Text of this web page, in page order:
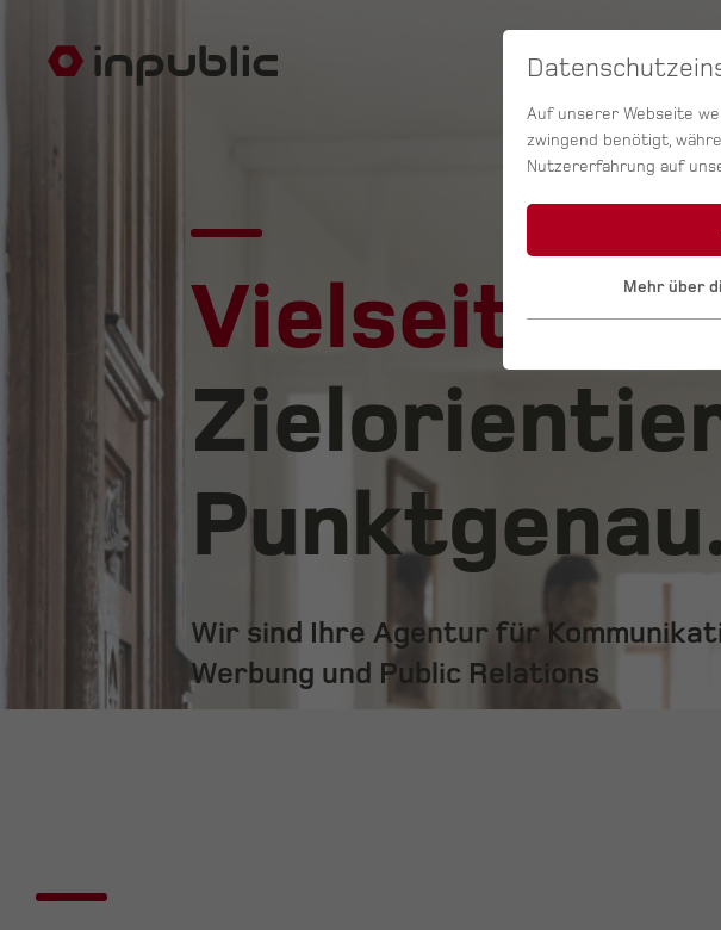
Vielseitig.
Wir sind Ihre Agentur für
Werbung und Public Relations
Auf unserer Webseite
zwingend benötigt,
Nutzererfahrung auf
Mehr über